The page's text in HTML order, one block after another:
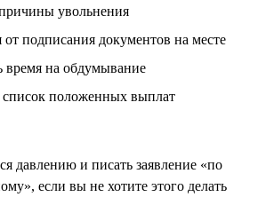
увольнения
от подписания документов на месте
время на обдумывание
список положенных выплат
давлению и писать заявление «по
если вы не хотите этого делать